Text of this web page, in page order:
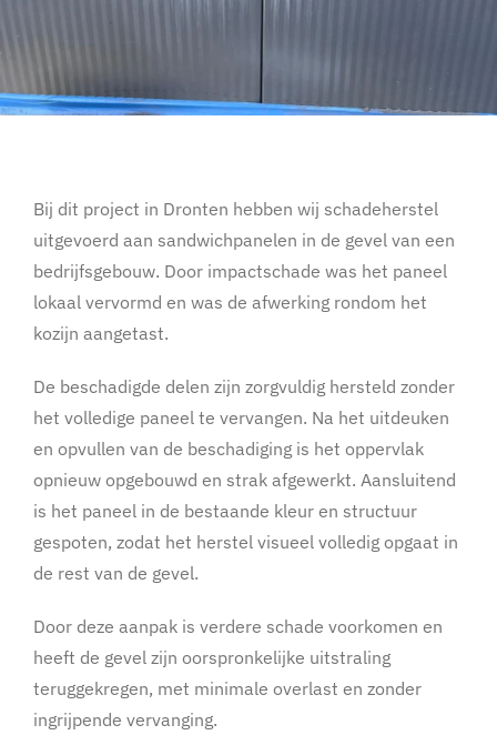
Bij dit project in Dronten hebben wij schadeherstel
uitgevoerd aan sandwichpanelen in de gevel van een
bedrijfsgebouw. Door impactschade was het paneel
lokaal vervormd en was de afwerking rondom het
kozijn aangetast.
De beschadigde delen zijn zorgvuldig hersteld zonder
het volledige paneel te vervangen. Na het uitdeuken
en opvullen van de beschadiging is het oppervlak
opnieuw opgebouwd en strak afgewerkt. Aansluitend
is het paneel in de bestaande kleur en structuur
gespoten, zodat het herstel visueel volledig opgaat in
de rest van de gevel.
Door deze aanpak is verdere schade voorkomen en
heeft de gevel zijn oorspronkelijke uitstraling
teruggekregen, met minimale overlast en zonder
ingrijpende vervanging.